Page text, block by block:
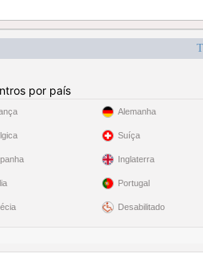
por país
Alemanha
Suíça
Inglaterra
Portugal
Desabilitado